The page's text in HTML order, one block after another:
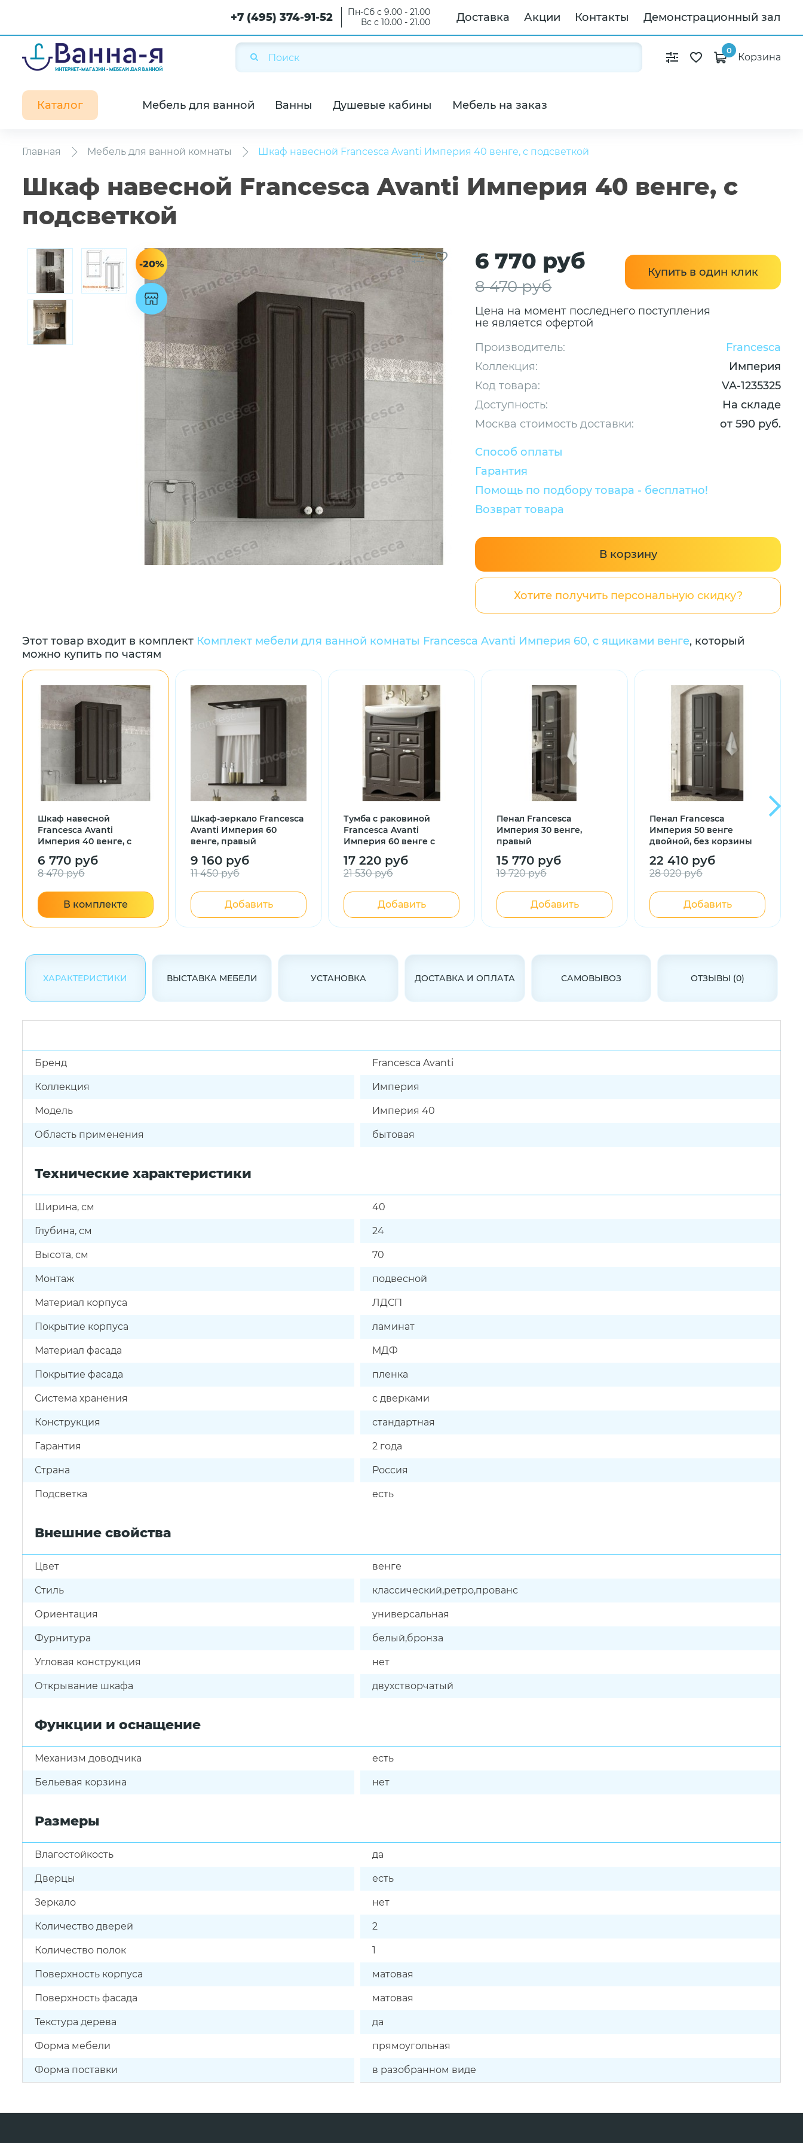
+7 (495) 374-91-52
Пн-Сб с 9.00 - 21.00
Вс с 10.00 - 21.00
Доставка Акции Контакты Демонстрационный зал
0
Корзина
Каталог Мебель для ванной Ванны Душевые кабины Мебель на заказ
Главная Мебель для ванной комнаты Шкаф навесной Francesca Avanti Империя 40 венге, с подсветкой
Шкаф навесной Francesca Avanti Империя 40 венге, с
подсветкой
-20% 6 770 руб
8 470 руб
Купить в один клик
Цена на момент последнего поступления
не является офертой
Производитель:
Francesca
Коллекция:
Империя
Код товара:
VA-1235325
Доступность:
На складе
Москва стоимость доставки:
от 590 руб.
Способ оплаты
Гарантия
Помощь по подбору товара - бесплатно!
Возврат товара
В корзину
Хотите получить персональную скидку?
Этот товар входит в комплект Комплект мебели для ванной комнаты Francesca Avanti Империя 60, с ящиками венге, который
можно купить по частям
Шкаф навесной
Francesca Avanti
Империя 40 венге, с
6 770 руб
8 470 руб
В комплекте
Шкаф-зеркало Francesca
Avanti Империя 60
венге, правый
9 160 руб
11 450 руб
Добавить
Тумба с раковиной
Francesca Avanti
Империя 60 венге с
подсветкой (2дв+2ящ, ум.
Уют 60)
17 220 руб
21 530 руб
Добавить
Пенал Francesca
Империя 30 венге,
правый
15 770 руб
19 720 руб
Добавить
Пенал Francesca
Империя 50 венге
двойной, без корзины
22 410 руб
28 020 руб
Добавить
ХАРАКТЕРИСТИКИ ВЫСТАВКА МЕБЕЛИ УСТАНОВКА ДОСТАВКА И ОПЛАТА САМОВЫВОЗ ОТЗЫВЫ (0)
Бренд Francesca Avanti
Коллекция Империя
Модель Империя 40
Область применения бытовая
Технические характеристики
Ширина, см 40
Глубина, см 24
Высота, см 70
Монтаж подвесной
Материал корпуса ЛДСП
Покрытие корпуса ламинат
Материал фасада МДФ
Покрытие фасада пленка
Система хранения с дверками
Конструкция стандартная
Гарантия 2 года
Страна Россия
Подсветка есть
Внешние свойства
Цвет венге
Стиль классический,ретро,прованс
Ориентация универсальная
Фурнитура белый,бронза
Угловая конструкция нет
Открывание шкафа двухстворчатый
Функции и оснащение
Механизм доводчика есть
Бельевая корзина нет
Размеры
Влагостойкость да
Дверцы есть
Зеркало нет
Количество дверей 2
Количество полок 1
Поверхность корпуса матовая
Поверхность фасада матовая
Текстура дерева да
Форма мебели прямоугольная
Форма поставки в разобранном виде